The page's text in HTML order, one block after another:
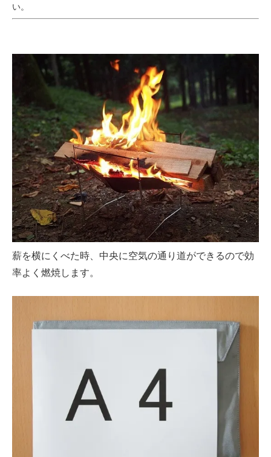
い。
薪を横にくべた時、中央に空気の通り道ができるので効
率よく燃焼します。